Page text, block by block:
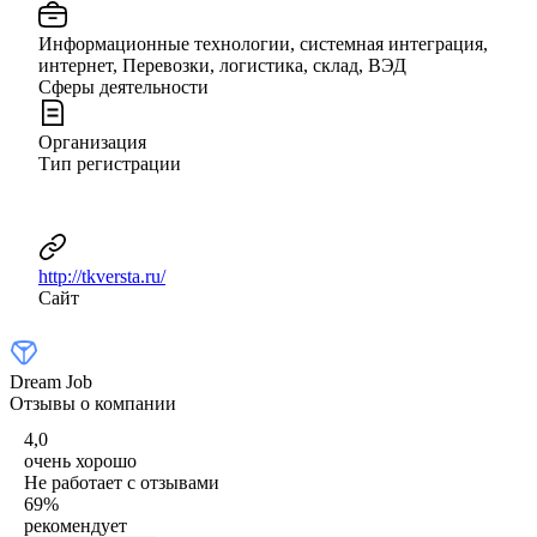
Информационные технологии, системная интеграция,
интернет, Перевозки, логистика, склад, ВЭД
Сферы деятельности
Организация
Тип регистрации
http://tkversta.ru/
Сайт
Dream Job
Отзывы о компании
4,0
очень хорошо
Не работает с отзывами
69%
рекомендует